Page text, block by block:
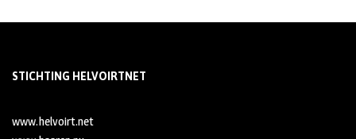
STICHTING HELVOIRTNET
www.helvoirt.net